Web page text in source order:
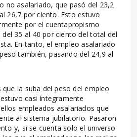
no asalariado, que pasó del 23,2
26,7 por ciento. Esto estuvo
por el cuentapropismo
35 al 40 por ciento del total del
En tanto, el empleo asalariado
también, pasando del 24,9 al
la suba del peso del empleo
casi íntegramente
empleados asalariados que
al sistema jubilatorio. Pasaron
y, si se cuenta solo el universo